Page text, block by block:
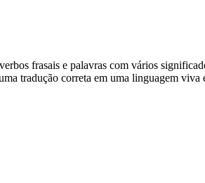
frasais e palavras com vários
tradução correta em uma linguagem viva